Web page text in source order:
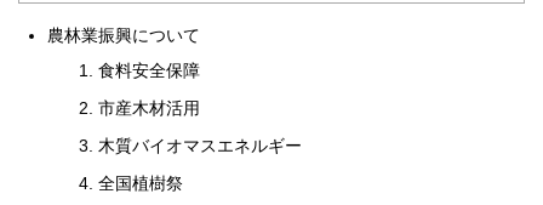
農林業振興について
食料安全保障
市産木材活用
木質バイオマスエネルギー
全国植樹祭